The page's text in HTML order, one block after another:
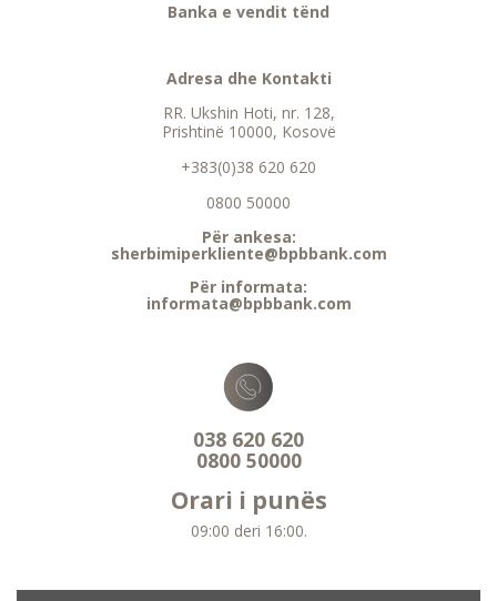
Banka e vendit tënd
Adresa dhe Kontakti
RR. Ukshin Hoti, nr. 128,
Prishtinë 10000, Kosovë
+383(0)38 620 620
0800 50000
Për ankesa:
sherbimiperkliente@bpbbank.com
Për informata:
informata@bpbbank.com
038 620 620
0800 50000
Orari i punës
09:00 deri 16:00.